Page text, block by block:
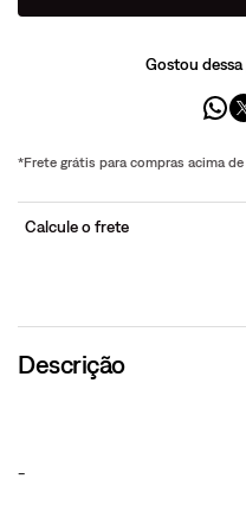
Gostou
*Frete grátis para compras acima
Calcule o frete
Descrição
-